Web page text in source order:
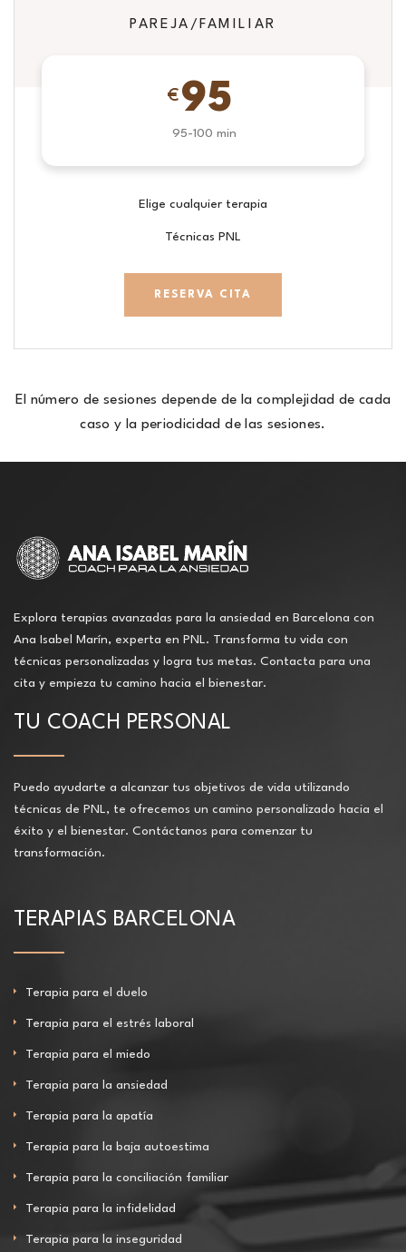
PAREJA/FAMILIAR
€ 95
95-100 min
Elige cualquier terapia
Técnicas PNL
RESERVA CITA
El número de sesiones depende de la complejidad de cada
caso y la periodicidad de las sesiones.
Explora terapias avanzadas para la ansiedad en Barcelona con
Ana Isabel Marín, experta en PNL. Transforma tu vida con
técnicas personalizadas y logra tus metas. Contacta para una
cita y empieza tu camino hacia el bienestar.
TU COACH PERSONAL
Puedo ayudarte a alcanzar tus objetivos de vida utilizando
técnicas de PNL, te ofrecemos un camino personalizado hacia el
éxito y el bienestar. Contáctanos para comenzar tu
transformación.
TERAPIAS BARCELONA
Terapia para el duelo
Terapia para el estrés laboral
Terapia para el miedo
Terapia para la ansiedad
Terapia para la apatía
Terapia para la baja autoestima
Terapia para la conciliación familiar
Terapia para la infidelidad
Terapia para la inseguridad